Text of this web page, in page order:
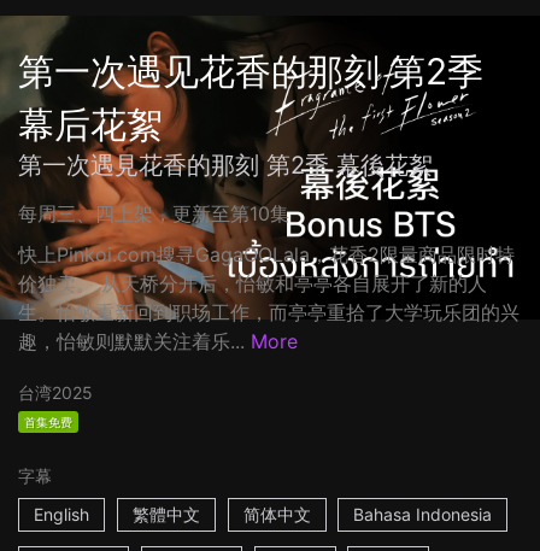
第一次遇见花香的那刻 第2季
幕后花絮
第一次遇見花香的那刻 第2季 幕後花絮
每周三、四上架，更新至第10集
快上Pinkoi.com搜寻GagaOOLala，花香2限量商品限时特
价独卖。 从天桥分开后，怡敏和亭亭各自展开了新的人
生。怡敏重新回到职场工作，而亭亭重拾了大学玩乐团的兴
趣，怡敏则默默关注着乐... More
台湾2025
首集免费
字幕
English
繁體中文 简体中文 Bahasa Indonesia